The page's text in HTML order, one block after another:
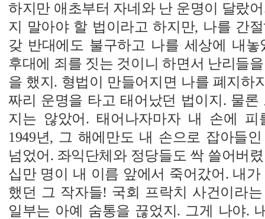
하지만 애초부터 자네와 난 운명이 달랐
지 말아야 할 법이라고 하지만, 나를 간
갖 반대에도 불구하고 나를 세상에 내놓
후대에 죄를 짓는 것이니 하면서 난리들
을 했지. 형법이 만들어지면 나를 폐지하
짜리 운명을 타고 태어났던 법이지. 물
지는 않았어. 태어나자마자 내 손에 피
1949년, 그 해에만도 내 손으로 잡아들
넘었어. 좌익단체와 정당들도 싹 쓸어버
십만 명이 내 이름 앞에서 죽어갔어. 내
했던 그 작자들! 국회 프락치 사건이라
일부는 아예 숨통을 끊었지. 그게 나야.